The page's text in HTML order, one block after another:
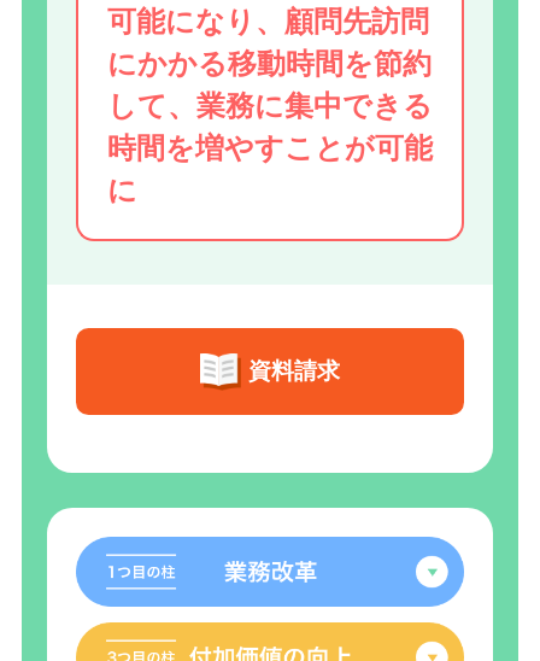
可能になり、顧問先訪問
にかかる移動時間を節約
して、業務に集中できる
時間を増やすことが可能
に
資料請求